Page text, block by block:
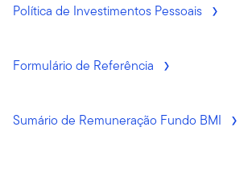
Política de Investimentos Pessoais
Formulário de Referência
Sumário de Remuneração Fundo BMI